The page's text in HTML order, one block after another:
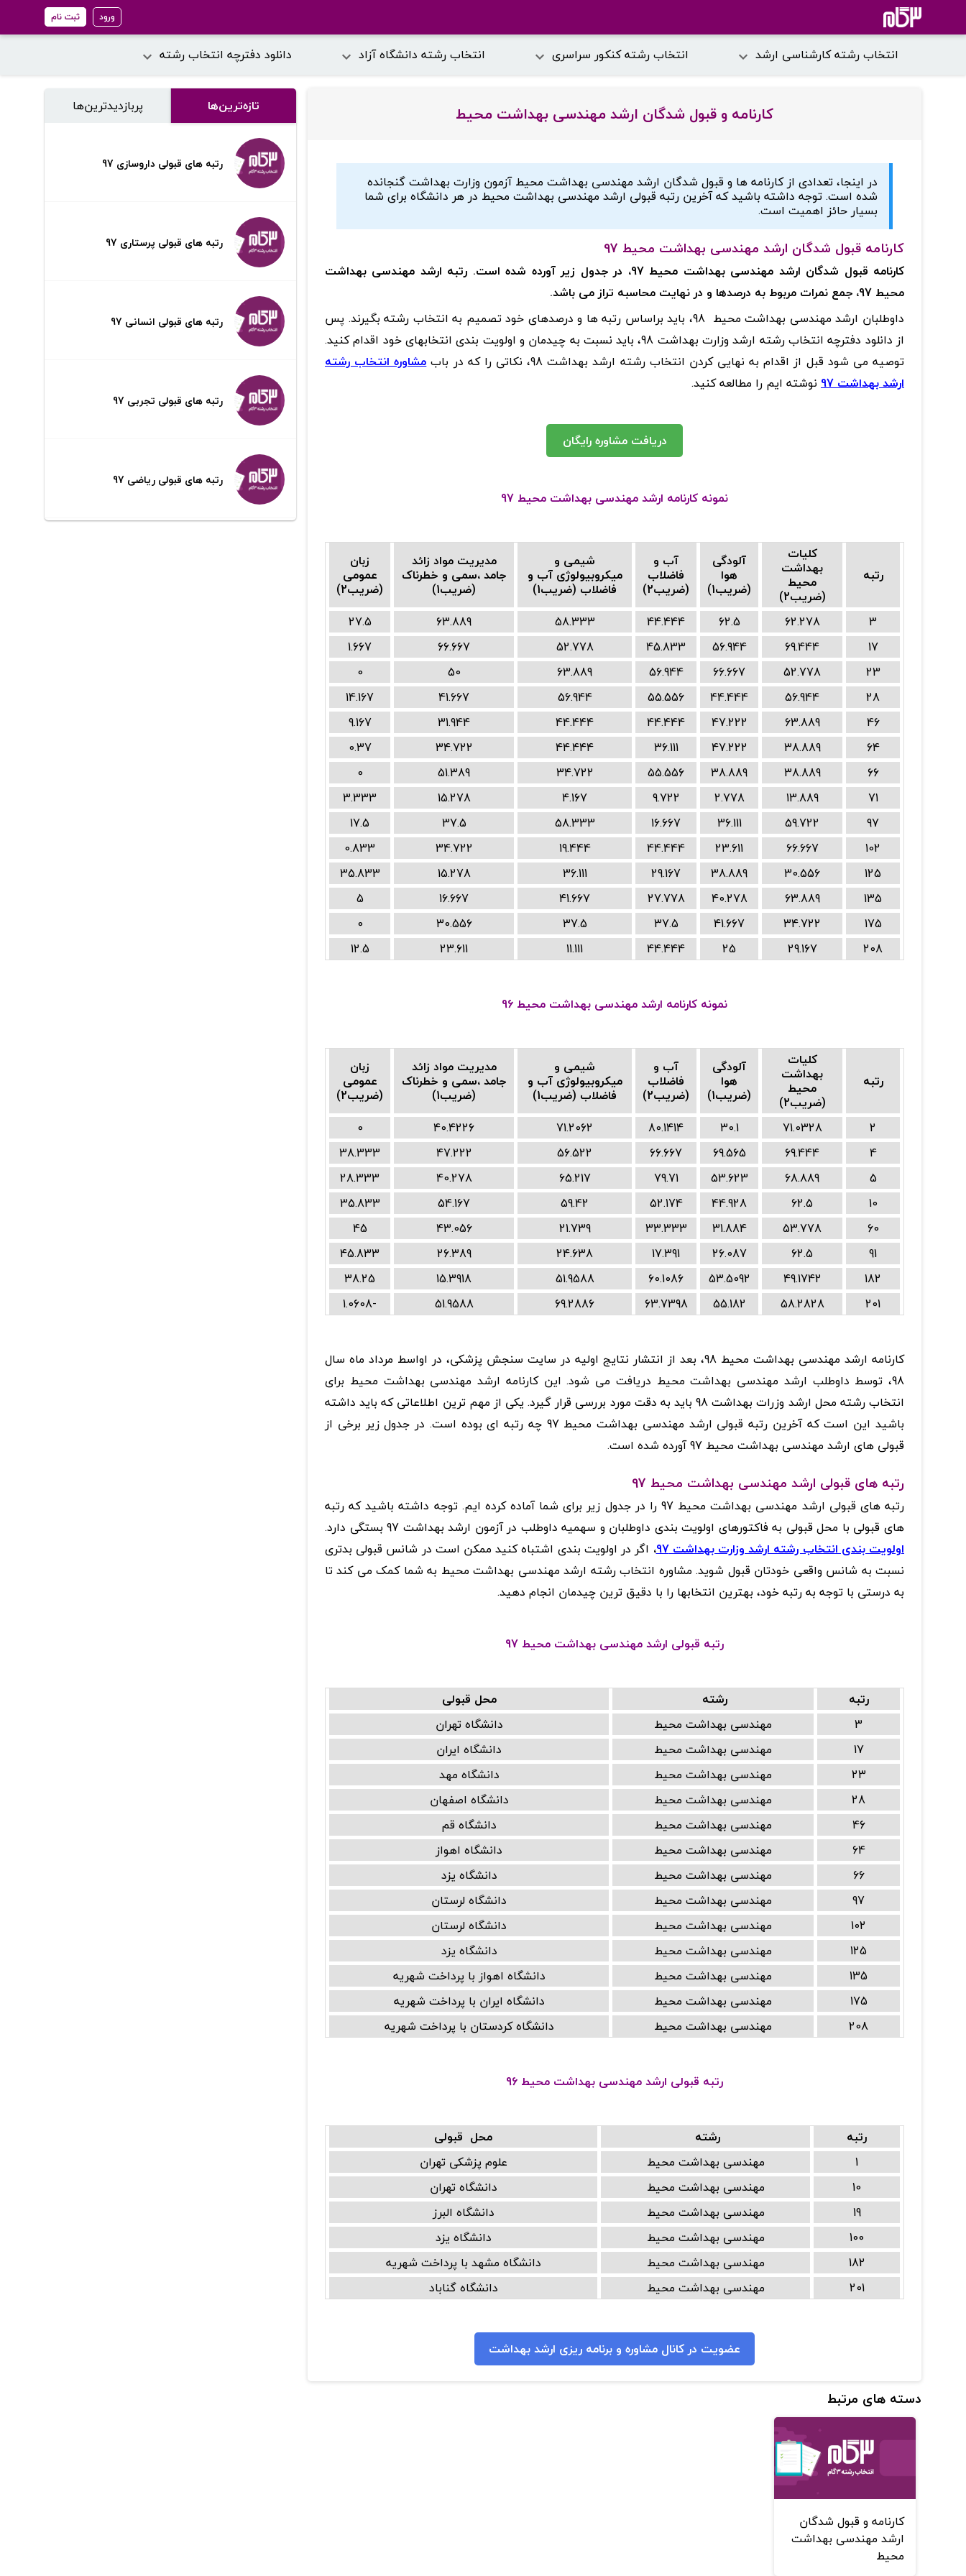
ورود ثبت نام
انتخاب رشته کارشناسی ارشد انتخاب رشته کنکور سراسری انتخاب رشته دانشگاه آزاد دانلود دفترچه انتخاب رشته
کارنامه و قبول شدگان ارشد مهندسی بهداشت محیط
در اینجا، تعدادی از کارنامه ها و قبول شدگان ارشد مهندسی بهداشت محیط آزمون وزارت بهداشت گنجانده
شده است. توجه داشته باشید که آخرین رتبه قبولی ارشد مهندسی بهداشت محیط در هر دانشگاه برای شما
بسیار حائز اهمیت است.
کارنامه قبول شدگان ارشد مهندسی بهداشت محیط 97
کارنامه قبول شدگان ارشد مهندسی بهداشت محیط 97، در جدول زیر آورده شده است. رتبه ارشد مهندسی بهداشت
محیط 97، جمع نمرات مربوط به درصدها و در نهایت محاسبه تراز می باشد.
داوطلبان ارشد مهندسی بهداشت محیط 98، باید براساس رتبه ها و درصدهای خود تصمیم به انتخاب رشته بگیرند. پس
از دانلود دفترچه انتخاب رشته ارشد وزارت بهداشت 98، باید نسبت به چیدمان و اولویت بندی انتخابهای خود اقدام کنید.
توصیه می شود قبل از اقدام به نهایی کردن انتخاب رشته ارشد بهداشت 98، نکاتی را که در باب
مشاوره انتخاب رشته
ارشد بهداشت 97
نوشته ایم را مطالعه کنید.
دریافت مشاوره رایگان
نمونه کارنامه ارشد مهندسی بهداشت محیط 97
رتبه
کلیات
بهداشت
محیط
(ضریب2)
آلودگی
هوا
(ضریب1)
آب و
فاضلاب
(ضریب2)
شیمی و
میکروبیولوژی آب و
فاضلاب (ضریب1)
مدیریت مواد زائد
جامد ،سمی و خطرناک
(ضریب1)
زبان
عمومی
(ضریب2)
3
62.278
62.5
44.444
58.333
63.889
27.5
17
69.444
56.944
45.833
52.778
66.667
1.667
23
52.778
66.667
56.944
63.889
50
0
28
56.944
44.444
55.556
56.944
41.667
14.167
46
63.889
47.222
44.444
44.444
31.944
9.167
64
38.889
47.222
36.111
44.444
34.722
0.37
66
38.889
38.889
55.556
34.722
51.389
0
71
13.889
2.778
9.722
4.167
15.278
3.333
97
59.722
36.111
16.667
58.333
37.5
17.5
102
66.667
23.611
44.444
19.444
34.722
0.833
125
30.556
38.889
29.167
36.111
15.278
35.833
135
63.889
40.278
27.778
41.667
16.667
5
175
34.722
41.667
37.5
37.5
30.556
0
208
29.167
25
44.444
11.111
23.611
12.5
نمونه کارنامه ارشد مهندسی بهداشت محیط 96
رتبه
کلیات
بهداشت
محیط
(ضریب2)
آلودگی
هوا
(ضریب1)
آب و
فاضلاب
(ضریب2)
شیمی و
میکروبیولوژی آب و
فاضلاب (ضریب1)
مدیریت مواد زائد
جامد ،سمی و خطرناک
(ضریب1)
زبان
عمومی
(ضریب2)
2
71.0328
30.1
80.1414
71.2062
40.4226
0
4
69.444
69.565
66.667
56.522
47.222
38.333
5
68.889
53.623
79.71
65.217
40.278
28.333
10
62.5
44.928
52.174
59.42
54.167
35.833
60
53.778
31.884
33.333
21.739
43.056
45
91
62.5
26.087
17.391
24.638
26.389
45.833
182
49.1742
53.5092
60.1086
51.9588
15.3918
38.25
201
58.2828
55.182
63.7398
69.2886
51.9588
-1.0608
کارنامه ارشد مهندسی بهداشت محیط 98، بعد از انتشار نتایج اولیه در سایت سنجش پزشکی، در اواسط مرداد ماه سال
98، توسط داوطلب ارشد مهندسی بهداشت محیط دریافت می شود. این کارنامه ارشد مهندسی بهداشت محیط برای
انتخاب رشته محل ارشد وزرات بهداشت 98 باید به دقت مورد بررسی قرار گیرد. یکی از مهم ترین اطلاعاتی که باید داشته
باشید این است که آخرین رتبه قبولی ارشد مهندسی بهداشت محیط 97 چه رتبه ای بوده است. در جدول زیر برخی از
قبولی های ارشد مهندسی بهداشت محیط 97 آورده شده است.
رتبه های قبولی ارشد مهندسی بهداشت محیط 97
رتبه های قبولی ارشد مهندسی بهداشت محیط 97 را در جدول زیر برای شما آماده کرده ایم. توجه داشته باشید که رتبه
های قبولی با محل قبولی به فاکتورهای اولویت بندی داوطلبان و سهمیه داوطلب در آزمون ارشد بهداشت 97 بستگی دارد.
اولویت بندی انتخاب رشته ارشد وزارت بهداشت 97
، اگر در اولویت بندی اشتباه کنید ممکن است در شانس قبولی بدتری
نسبت به شانس واقعی خودتان قبول شوید. مشاوره انتخاب رشته ارشد مهندسی بهداشت محیط به شما کمک می کند تا
به درستی با توجه به رتبه خود، بهترین انتخابها را با دقیق ترین چیدمان انجام دهید.
رتبه قبولی ارشد مهندسی بهداشت محیط 97
رتبه رشته
محل قبولی
3
مهندسی بهداشت محیط
دانشگاه تهران
17
مهندسی بهداشت محیط
دانشگاه ایران
23
مهندسی بهداشت محیط
دانشگاه مهد
28
مهندسی بهداشت محیط
دانشگاه اصفهان
46
مهندسی بهداشت محیط
دانشگاه قم
64
مهندسی بهداشت محیط
دانشگاه اهواز
66
مهندسی بهداشت محیط
دانشگاه یزد
97
مهندسی بهداشت محیط
دانشگاه لرستان
102
مهندسی بهداشت محیط
دانشگاه لرستان
125
مهندسی بهداشت محیط
دانشگاه یزد
135
مهندسی بهداشت محیط
دانشگاه اهواز با پرداخت شهریه
175
مهندسی بهداشت محیط
دانشگاه ایران با پرداخت شهریه
208
مهندسی بهداشت محیط دانشگاه کردستان با پرداخت شهریه
رتبه قبولی ارشد مهندسی بهداشت محیط 96
رتبه رشته
محل قبولی
1
مهندسی بهداشت محیط
علوم پزشکی تهران
10
مهندسی بهداشت محیط
دانشگاه تهران
19
مهندسی بهداشت محیط
دانشگاه البرز
100
مهندسی بهداشت محیط
دانشگاه یزد
182
مهندسی بهداشت محیط
دانشگاه مشهد با پرداخت شهریه
201
مهندسی بهداشت محیط دانشگاه گناباد
عضویت در کانال مشاوره و برنامه ریزی ارشد بهداشت
دسته های مرتبط
کارنامه و قبول شدگان
ارشد مهندسی بهداشت
محیط
تازه‌ترین‌ها پر‌بازدیدترین‌ها
رتبه های قبولی داروسازی 97
رتبه های قبولی پرستاری 97
رتبه های قبولی انسانی 97
رتبه های قبولی تجربی 97
رتبه های قبولی ریاضی 97